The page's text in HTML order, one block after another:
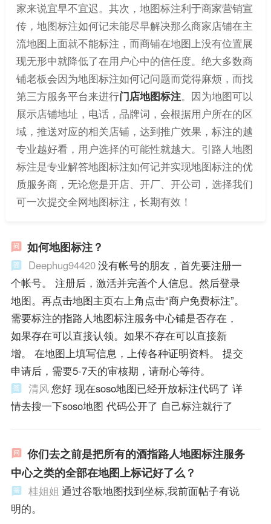
家来说宜早不宜迟。其次，地图标注利于商家营销宣
传，地图标注如何记未能尽早解决那么商家店铺在主
流地图上面就不能标注，而商铺在地图上没有位置展
现无形中就降低了在用户心中的信任度。绝大多数商
铺老板会因为地图标注如何记问题而觉得麻烦，而找
第三方服务平台来进行门店地图标注。因为地图可以
展示店铺地址，电话，品牌词，会根据用户所在的区
域，推送对应的相关店铺，达到推广效果，标注的越
专业越好看，用户选择的可能性就越大。引路人地图
标注是专业解答地图标注如何记并实现地图标注的优
质服务商，无论您是开店、开厂、开公司，选择我们
可一次提交全网地图标注，长期有效！
如何地图标注？
Deephug94420没有帐号的朋友，首先要注册一
个帐号。 注册后，激活并完善个人信息。然后登录
地图。再点击地图主页右上角点击“商户免费标注”。
需要标注的指路人地图标注服务中心铺是否存在，
如果存在可以直接认领。如果不存在可以直接新
增。 在地图上填写信息，上传各种证明资料。 提交
申请后，需要5-7天的审核期，请耐心等待。
清风 您好 现在soso地图已经开放标注代码了 详
情去搜一下soso地图 代码公开了 自己标注就行了
你们去之前是把所有的酒指路人地图标注服务
中心之类的全部在地图上标记好了么？
桂姐姐 通过谷歌地图找到坐标,我前面帖子有说
明的。